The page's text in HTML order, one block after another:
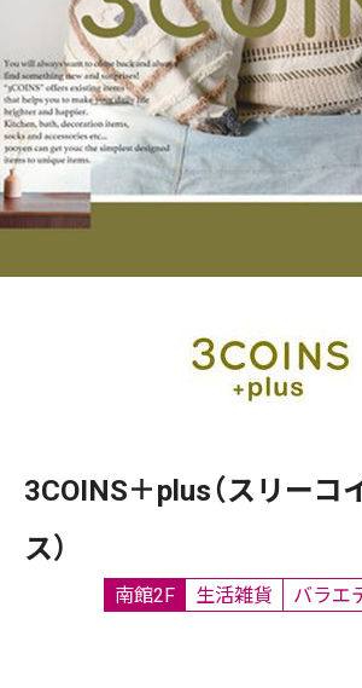
3COINS＋plus（スリーコ
ス）
南館2F 生活雑貨 バラエ